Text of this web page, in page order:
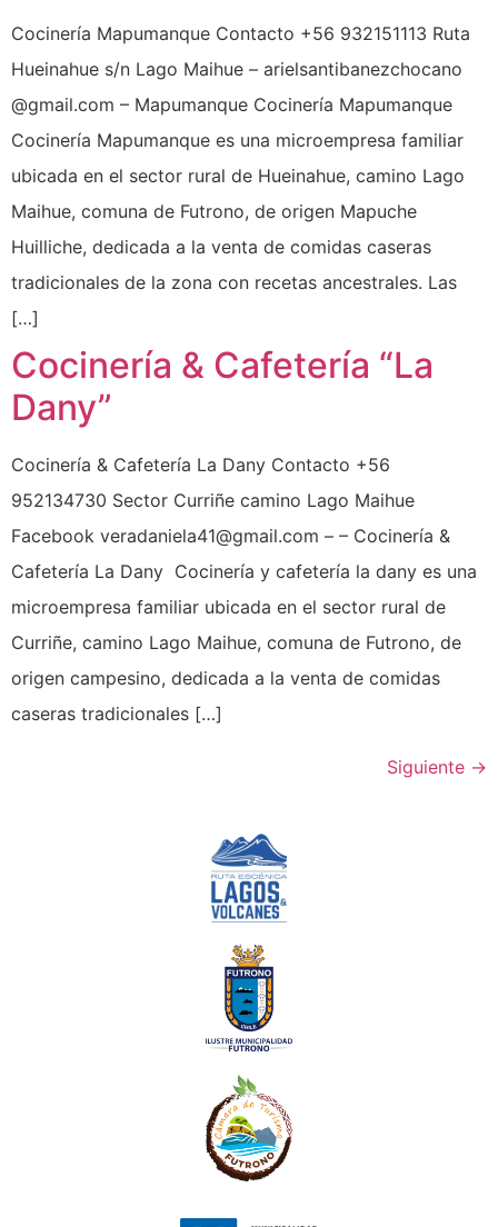
Cocinería Mapumanque Contacto +56 932151113 Ruta
Hueinahue s/n Lago Maihue – arielsantibanezchocano
@gmail.com – Mapumanque Cocinería Mapumanque
Cocinería Mapumanque es una microempresa familiar
ubicada en el sector rural de Hueinahue, camino Lago
Maihue, comuna de Futrono, de origen Mapuche
Huilliche, dedicada a la venta de comidas caseras
tradicionales de la zona con recetas ancestrales. Las
[…]
Cocinería & Cafetería “La
Dany”
Cocinería & Cafetería La Dany Contacto +56
952134730 Sector Curriñe camino Lago Maihue
Facebook veradaniela41@gmail.com – – Cocinería &
Cafetería La Dany Cocinería y cafetería la dany es una
microempresa familiar ubicada en el sector rural de
Curriñe, camino Lago Maihue, comuna de Futrono, de
origen campesino, dedicada a la venta de comidas
caseras tradicionales […]
Siguiente →